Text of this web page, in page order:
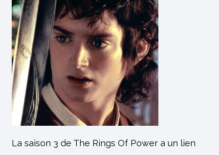
La saison 3 de The Rings Of Power a un lien